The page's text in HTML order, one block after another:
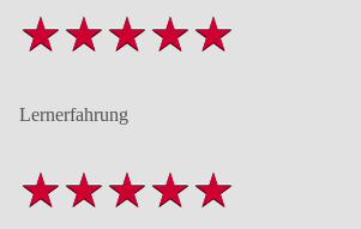
Lernerfahrung